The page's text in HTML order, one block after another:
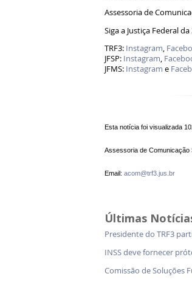
Assessoria de
Siga a Justiça Federal
TRF3: Instagram,
JFSP: Instagram,
JFMS: Instagram e
Esta notícia foi visualizada
Assessoria de Comunicação
Email: acom@trf3.jus.br
Últimas
Presidente do TRF3
INSS deve fornecer
Comissão de Soluções